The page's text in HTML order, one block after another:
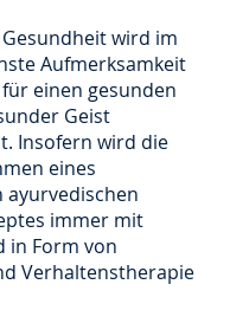
wird im
Aufmerksamkeit
einen gesunden
Geist
Insofern wird die
eines
ayurvedischen
immer mit
in Form von
Verhaltenstherapie